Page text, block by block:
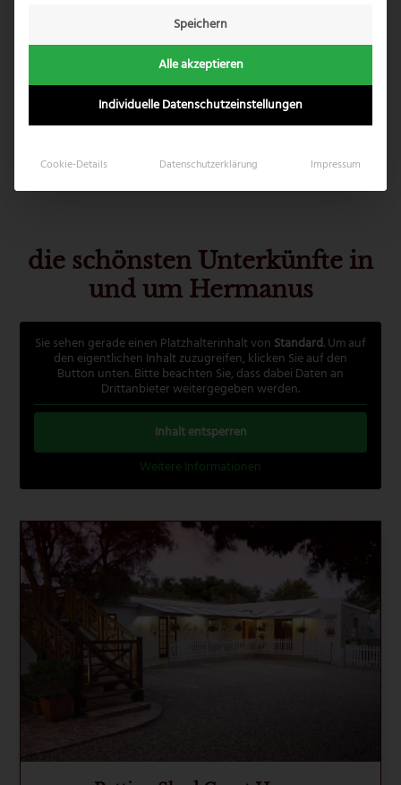
und in den zahlreichen Weinkellern
werden täglich Weinverkostungen angeboten.
die schönsten Unterkünfte in
und um Hermanus
Sie sehen gerade einen Platzhalterinhalt von Standard. Um auf
den eigentlichen Inhalt zuzugreifen, klicken Sie auf den
Button unten. Bitte beachten Sie, dass dabei Daten an
Drittanbieter weitergegeben werden.
Inhalt entsperren
Weitere Informationen
Speichern
Alle akzeptieren
Individuelle Datenschutzeinstellungen
Cookie-Details Datenschutzerklärung Impressum